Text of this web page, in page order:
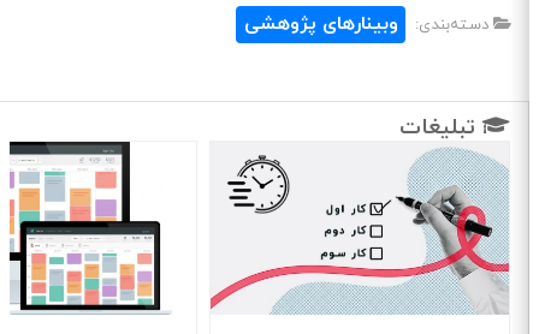
دسته‌بندی: وبینارهای پژوهشی
تبلیغات